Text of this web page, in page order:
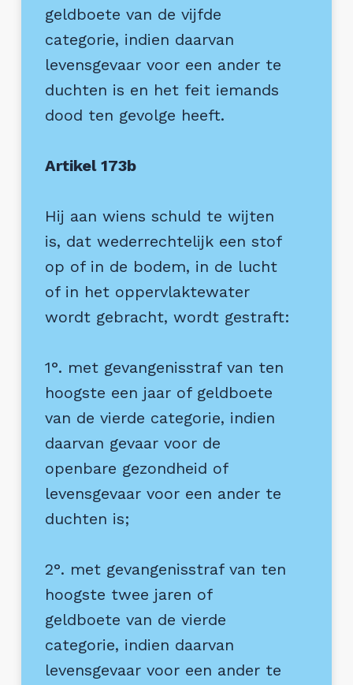
geldboete van de vijfde
categorie, indien daarvan
levensgevaar voor een ander te
duchten is en het feit iemands
dood ten gevolge heeft.
Artikel 173b
Hij aan wiens schuld te wijten
is, dat wederrechtelijk een stof
op of in de bodem, in de lucht
of in het oppervlaktewater
wordt gebracht, wordt gestraft:
1°. met gevangenisstraf van ten
hoogste een jaar of geldboete
van de vierde categorie, indien
daarvan gevaar voor de
openbare gezondheid of
levensgevaar voor een ander te
duchten is;
2°. met gevangenisstraf van ten
hoogste twee jaren of
geldboete van de vierde
categorie, indien daarvan
levensgevaar voor een ander te